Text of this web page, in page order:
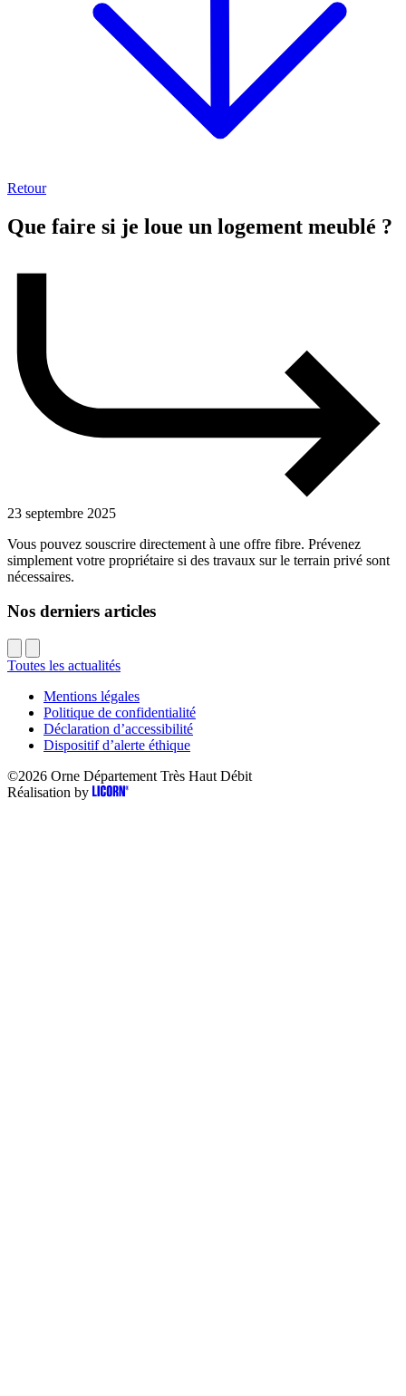
Retour
Que faire si je loue un logement meublé ?
23 septembre 2025
Vous pouvez souscrire directement à une offre fibre. Prévenez
simplement votre propriétaire si des travaux sur le terrain privé sont
nécessaires.
Nos derniers articles
Toutes les actualités
Mentions légales
Politique de confidentialité
Déclaration d’accessibilité
Dispositif d’alerte éthique
©2026 Orne Département Très Haut Débit
Réalisation by